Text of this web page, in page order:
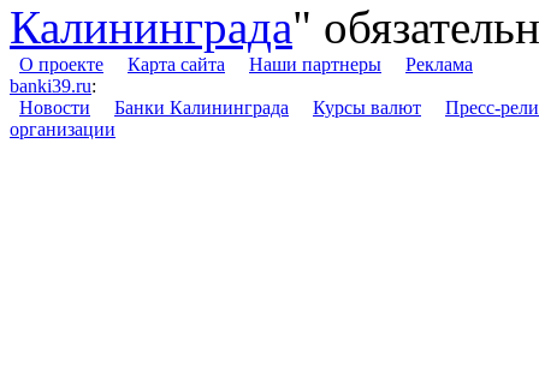
Калининграда"
О проекте Карта сайта Наши партнеры
Реклама
banki39.ru:
Новости
Банки Калининграда Курсы валют
Пресс-
организации